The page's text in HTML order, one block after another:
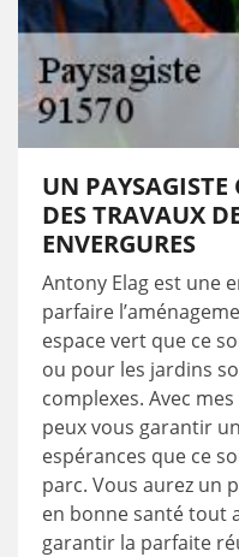
UN
DES TRAVAUX
ENVERGURES
Antony Elag est une
parfaire
espace vert que ce
ou pour les jardins
complexes. Avec
peux vous garantir
espérances que ce
parc. Vous aurez un
en bonne santé tout
garantir la parfaite